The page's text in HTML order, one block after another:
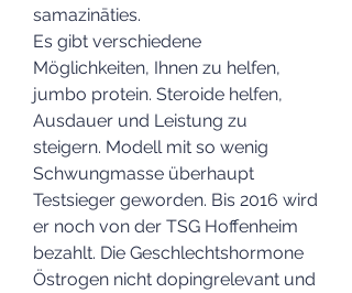
samazināties.
Es gibt verschiedene
Möglichkeiten, Ihnen zu helfen,
jumbo protein. Steroide helfen,
Ausdauer und Leistung zu
steigern. Modell mit so wenig
Schwungmasse überhaupt
Testsieger geworden. Bis 2016 wird
er noch von der TSG Hoffenheim
bezahlt. Die Geschlechtshormone
Östrogen nicht dopingrelevant und